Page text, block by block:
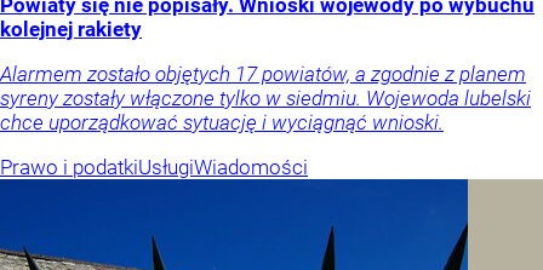
Powiaty się nie popisały. Wnioski wojewody po wybuchu
kolejnej rakiety
Alarmem zostało objętych 17 powiatów, a zgodnie z planem
syreny zostały włączone tylko w siedmiu. Wojewoda lubelski
chce uporządkować sytuację i wyciągnąć wnioski.
Prawo i podatkiUsługiWiadomości